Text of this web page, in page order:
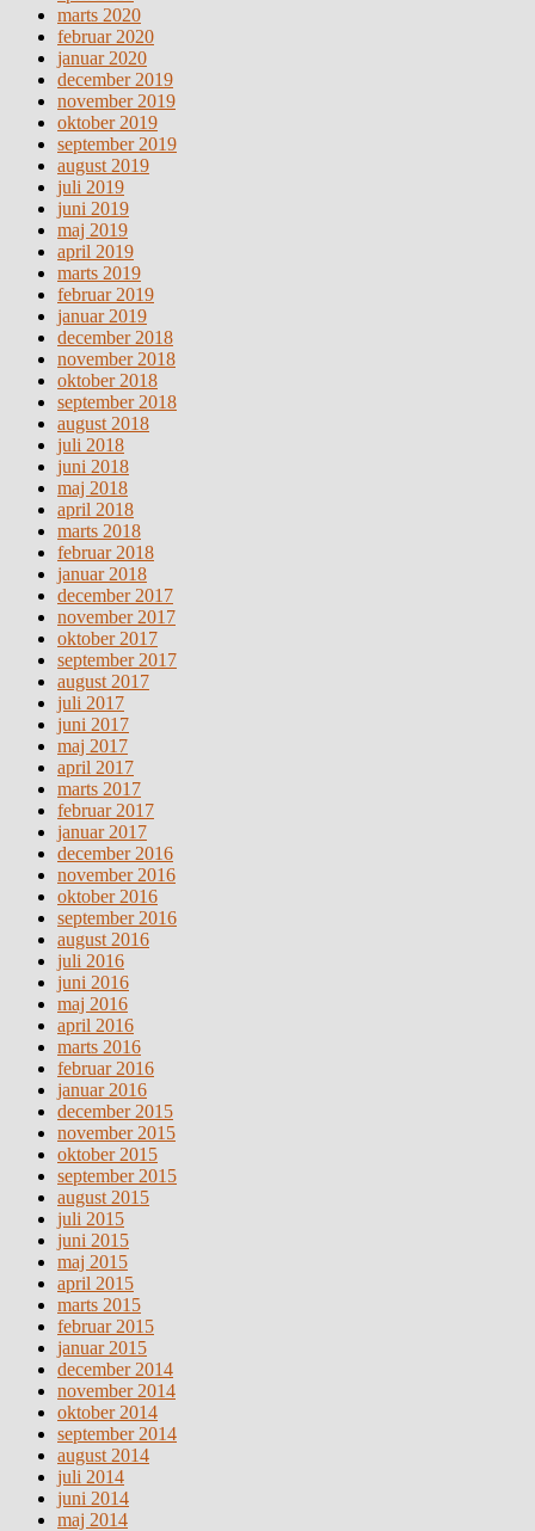
marts 2020
februar 2020
januar 2020
december 2019
november 2019
oktober 2019
september 2019
august 2019
juli 2019
juni 2019
maj 2019
april 2019
marts 2019
februar 2019
januar 2019
december 2018
november 2018
oktober 2018
september 2018
august 2018
juli 2018
juni 2018
maj 2018
april 2018
marts 2018
februar 2018
januar 2018
december 2017
november 2017
oktober 2017
september 2017
august 2017
juli 2017
juni 2017
maj 2017
april 2017
marts 2017
februar 2017
januar 2017
december 2016
november 2016
oktober 2016
september 2016
august 2016
juli 2016
juni 2016
maj 2016
april 2016
marts 2016
februar 2016
januar 2016
december 2015
november 2015
oktober 2015
september 2015
august 2015
juli 2015
juni 2015
maj 2015
april 2015
marts 2015
februar 2015
januar 2015
december 2014
november 2014
oktober 2014
september 2014
august 2014
juli 2014
juni 2014
maj 2014